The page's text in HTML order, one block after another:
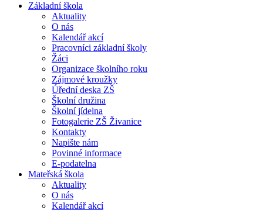
Základní škola
Aktuality
O nás
Kalendář akcí
Pracovníci základní školy
Žáci
Organizace školního roku
Zájmové kroužky
Úřední deska ZŠ
Školní družina
Školní jídelna
Fotogalerie ZŠ Živanice
Kontakty
Napište nám
Povinné informace
E-podatelna
Mateřská škola
Aktuality
O nás
Kalendář akcí